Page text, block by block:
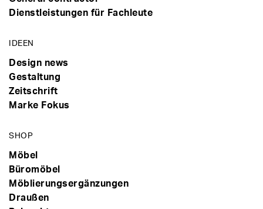
Dienstleistungen für Fachleute
IDEEN
Design news
Gestaltung
Zeitschrift
Marke Fokus
SHOP
Möbel
Büromöbel
Möblierungsergänzungen
Draußen